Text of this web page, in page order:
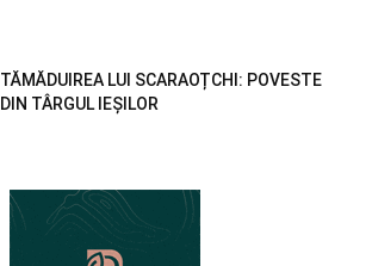
TĂMĂDUIREA LUI SCARAOȚCHI: POVESTE
DIN TÂRGUL IEȘILOR